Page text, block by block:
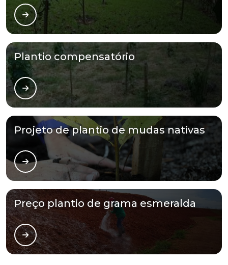
Plantio compensatório
Projeto de plantio de mudas nativas
Preço plantio de grama esmeralda